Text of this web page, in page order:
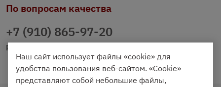
По вопросам качества
+7 (910) 865-97-20
prazdnichniy40@palmi.ru
Наш сайт использует файлы «cookie» для
удобства пользования веб-сайтом. «Cookie»
представляют собой небольшие файлы,